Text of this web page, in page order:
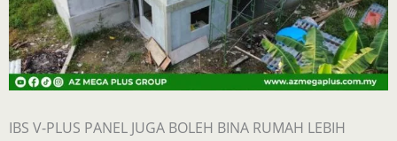
IBS V-PLUS PANEL JUGA BOLEH BINA RUMAH LEBIH